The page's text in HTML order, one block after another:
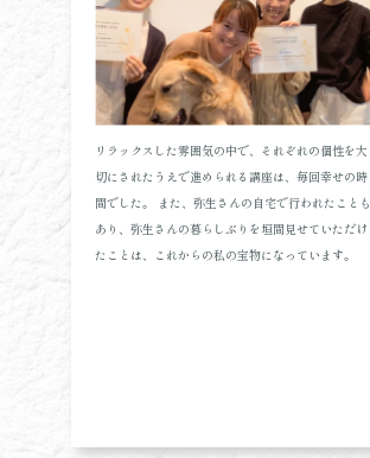
リラックスした雰囲気の中で、それぞれの個性を大
切にされたうえで進められる講座は、毎回幸せの時
間でした。 また、弥生さんの自宅で行われたことも
あり、弥生さんの暮らしぶりを垣間見せていただけ
たことは、これからの私の宝物になっています。